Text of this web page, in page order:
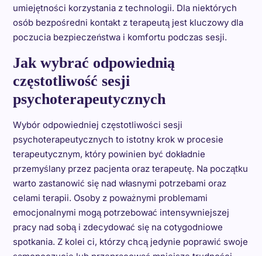
umiejętności korzystania z technologii. Dla niektórych
osób bezpośredni kontakt z terapeutą jest kluczowy dla
poczucia bezpieczeństwa i komfortu podczas sesji.
Jak wybrać odpowiednią
częstotliwość sesji
psychoterapeutycznych
Wybór odpowiedniej częstotliwości sesji
psychoterapeutycznych to istotny krok w procesie
terapeutycznym, który powinien być dokładnie
przemyślany przez pacjenta oraz terapeutę. Na początku
warto zastanowić się nad własnymi potrzebami oraz
celami terapii. Osoby z poważnymi problemami
emocjonalnymi mogą potrzebować intensywniejszej
pracy nad sobą i zdecydować się na cotygodniowe
spotkania. Z kolei ci, którzy chcą jedynie poprawić swoje